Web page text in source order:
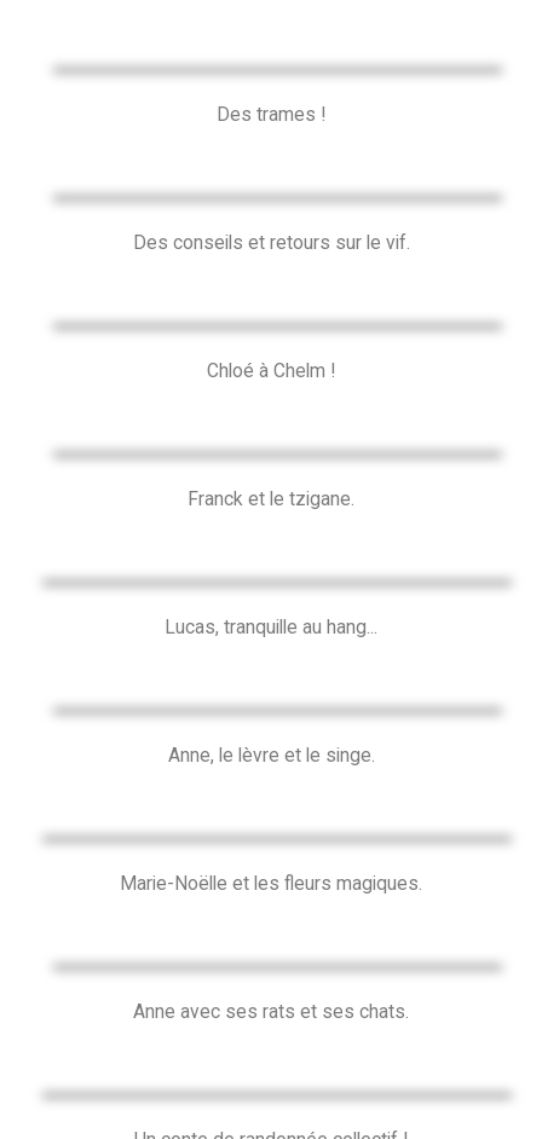
Des trames !
Des conseils et retours sur le vif.
Chloé à Chelm !
Franck et le tzigane.
Lucas, tranquille au hang...
Anne, le lèvre et le singe.
Marie-Noëlle et les fleurs magiques.
Anne avec ses rats et ses chats.